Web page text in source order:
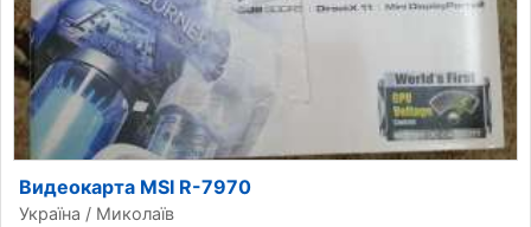
Видеокарта MSI R-7970
Україна / Миколаїв